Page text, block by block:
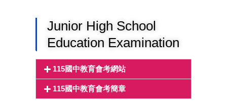
Junior High School
Education Examination
115國中教育會考網站
115國中教育會考簡章